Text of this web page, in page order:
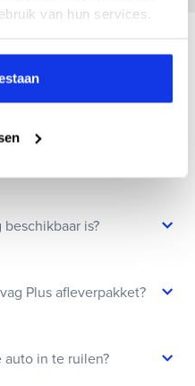
van hun services.
is?
Plus afleverpakket?
in te ruilen?